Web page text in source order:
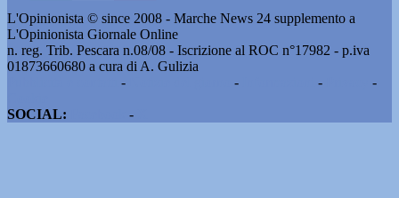
L'Opinionista © since 2008 - Marche News 24 supplemento a
L'Opinionista Giornale Online
n. reg. Trib. Pescara n.08/08 - Iscrizione al ROC n°17982 - p.iva
01873660680 a cura di A. Gulizia
- - -
-
SOCIAL:
-